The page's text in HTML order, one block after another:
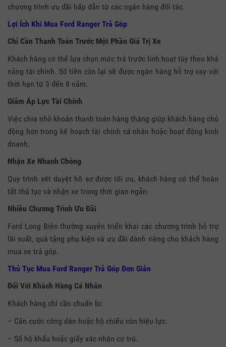
chương trình ưu đãi hấp dẫn từ các ngân hàng đối tác.
Lợi Ích Khi Mua Ford Ranger Trả Góp
Chỉ Cần Thanh Toán Trước Một Phần Giá Trị Xe
Khách hàng có thể lựa chọn mức trả trước linh hoạt tùy theo khả
năng tài chính. Số tiền còn lại sẽ được ngân hàng hỗ trợ vay với
thời hạn từ 3 đến 8 năm.
Giảm Áp Lực Tài Chính
Việc chia nhỏ khoản thanh toán hàng tháng giúp khách hàng chủ
động hơn trong kế hoạch tài chính cá nhân hoặc hoạt động kinh
doanh.
Nhận Xe Nhanh Chóng
Quy trình xét duyệt hồ sơ được tối ưu, khách hàng có thể hoàn
tất thủ tục và nhận xe trong thời gian ngắn.
Nhiều Chương Trình Ưu Đãi
Ford Long Biên thường xuyên triển khai các chương trình hỗ trợ
lãi suất, quà tặng phụ kiện và ưu đãi dành riêng cho khách hàng
mua xe trả góp.
Thủ Tục Mua Ford Ranger Trả Góp Đơn Giản
Đối Với Khách Hàng Cá Nhân
Khách hàng chỉ cần chuẩn bị:
– Căn cước công dân hoặc hộ chiếu còn hiệu lực.
– Sổ hộ khẩu hoặc giấy xác nhận cư trú.